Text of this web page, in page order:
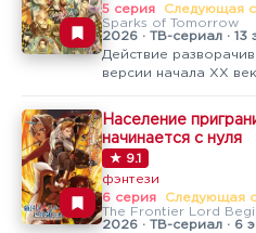
5 серия
Следующая
Sparks of Tomorrow
2026 · ТВ-сериал · 13
Действие
версии начала XX
паровые машины, а
фабрик. На этом
сталкиваются
Население
начинается с нуля
★ 9.1
фэнтези
6 серия
Следующая
The Frontier Lord
2026 · ТВ-сериал · 6